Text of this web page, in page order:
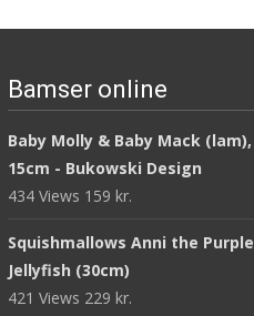
Bamser online
Baby Molly & Baby Mack (lam),
15cm - Bukowski Design
434 Views 159 kr.
Squishmallows Anni the Purple
Jellyfish (30cm)
421 Views 229 kr.